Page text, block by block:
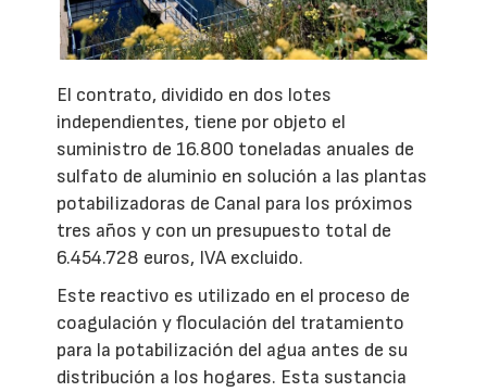
El contrato, dividido en dos lotes
independientes, tiene por objeto el
suministro de 16.800 toneladas anuales de
sulfato de aluminio en solución a las plantas
potabilizadoras de Canal para los próximos
tres años y con un presupuesto total de
6.454.728 euros, IVA excluido.
Este reactivo es utilizado en el proceso de
coagulación y floculación del tratamiento
para la potabilización del agua antes de su
distribución a los hogares. Esta sustancia